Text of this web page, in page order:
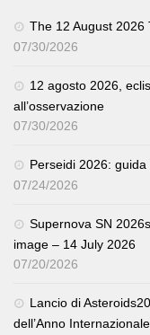
The 12 August 2026
07/30/2026
12 agosto 2026,
all’osservazione
07/30/2026
Perseidi 2026: guida
07/24/2026
Supernova SN
image – 14 July 2026
07/20/2026
Lancio di
dell’Anno